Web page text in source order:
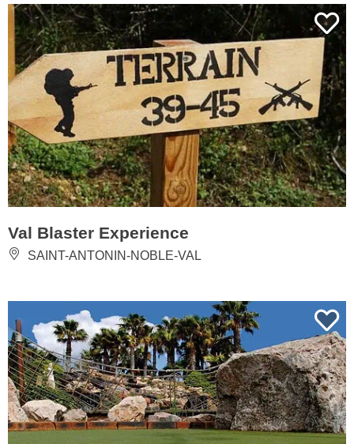
Val Blaster Experience
SAINT-ANTONIN-NOBLE-VAL